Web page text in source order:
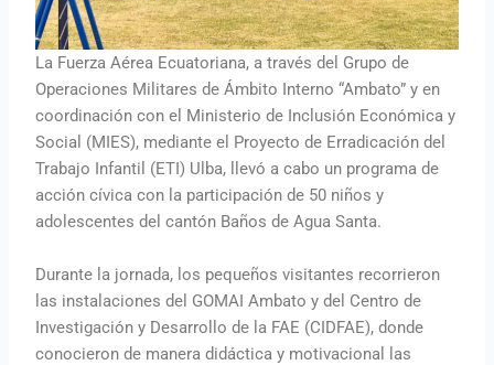
La Fuerza Aérea Ecuatoriana, a través del Grupo de
Operaciones Militares de Ámbito Interno “Ambato” y en
coordinación con el Ministerio de Inclusión Económica y
Social (MIES), mediante el Proyecto de Erradicación del
Trabajo Infantil (ETI) Ulba, llevó a cabo un programa de
acción cívica con la participación de 50 niños y
adolescentes del cantón Baños de Agua Santa.
Durante la jornada, los pequeños visitantes recorrieron
las instalaciones del GOMAI Ambato y del Centro de
Investigación y Desarrollo de la FAE (CIDFAE), donde
conocieron de manera didáctica y motivacional las